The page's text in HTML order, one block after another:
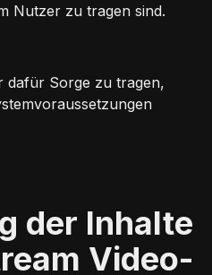
Nutzer zu tragen sind.
dafür Sorge zu tragen,
der Inhalte
Video-